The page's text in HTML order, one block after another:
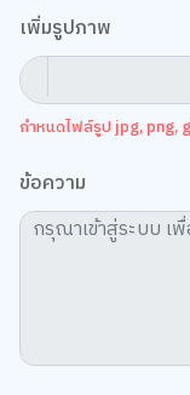
กำหนดไฟล์รูป jpg, png,
ข้อความ
เรื่องที่น่าสนใจอื่นๆ
We use cookies to